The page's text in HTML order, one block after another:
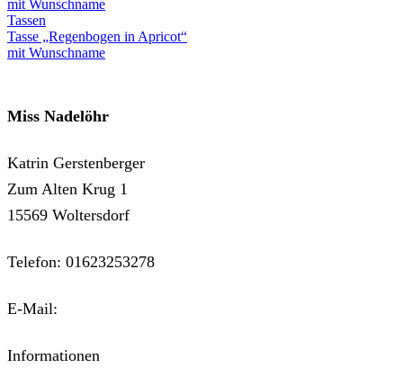
Tassen
Tasse „Regenbogen in Apricot“
mit Wunschname
Miss Nadelöhr
Katrin Gerstenberger
Zum Alten Krug 1
15569 Woltersdorf
Telefon: 01623253278
E-Mail:
Informationen